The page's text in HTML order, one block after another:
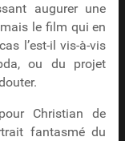
augurer une
le film qui en
l’est-il vis-à-vis
ou du projet
Christian de
fantasmé du